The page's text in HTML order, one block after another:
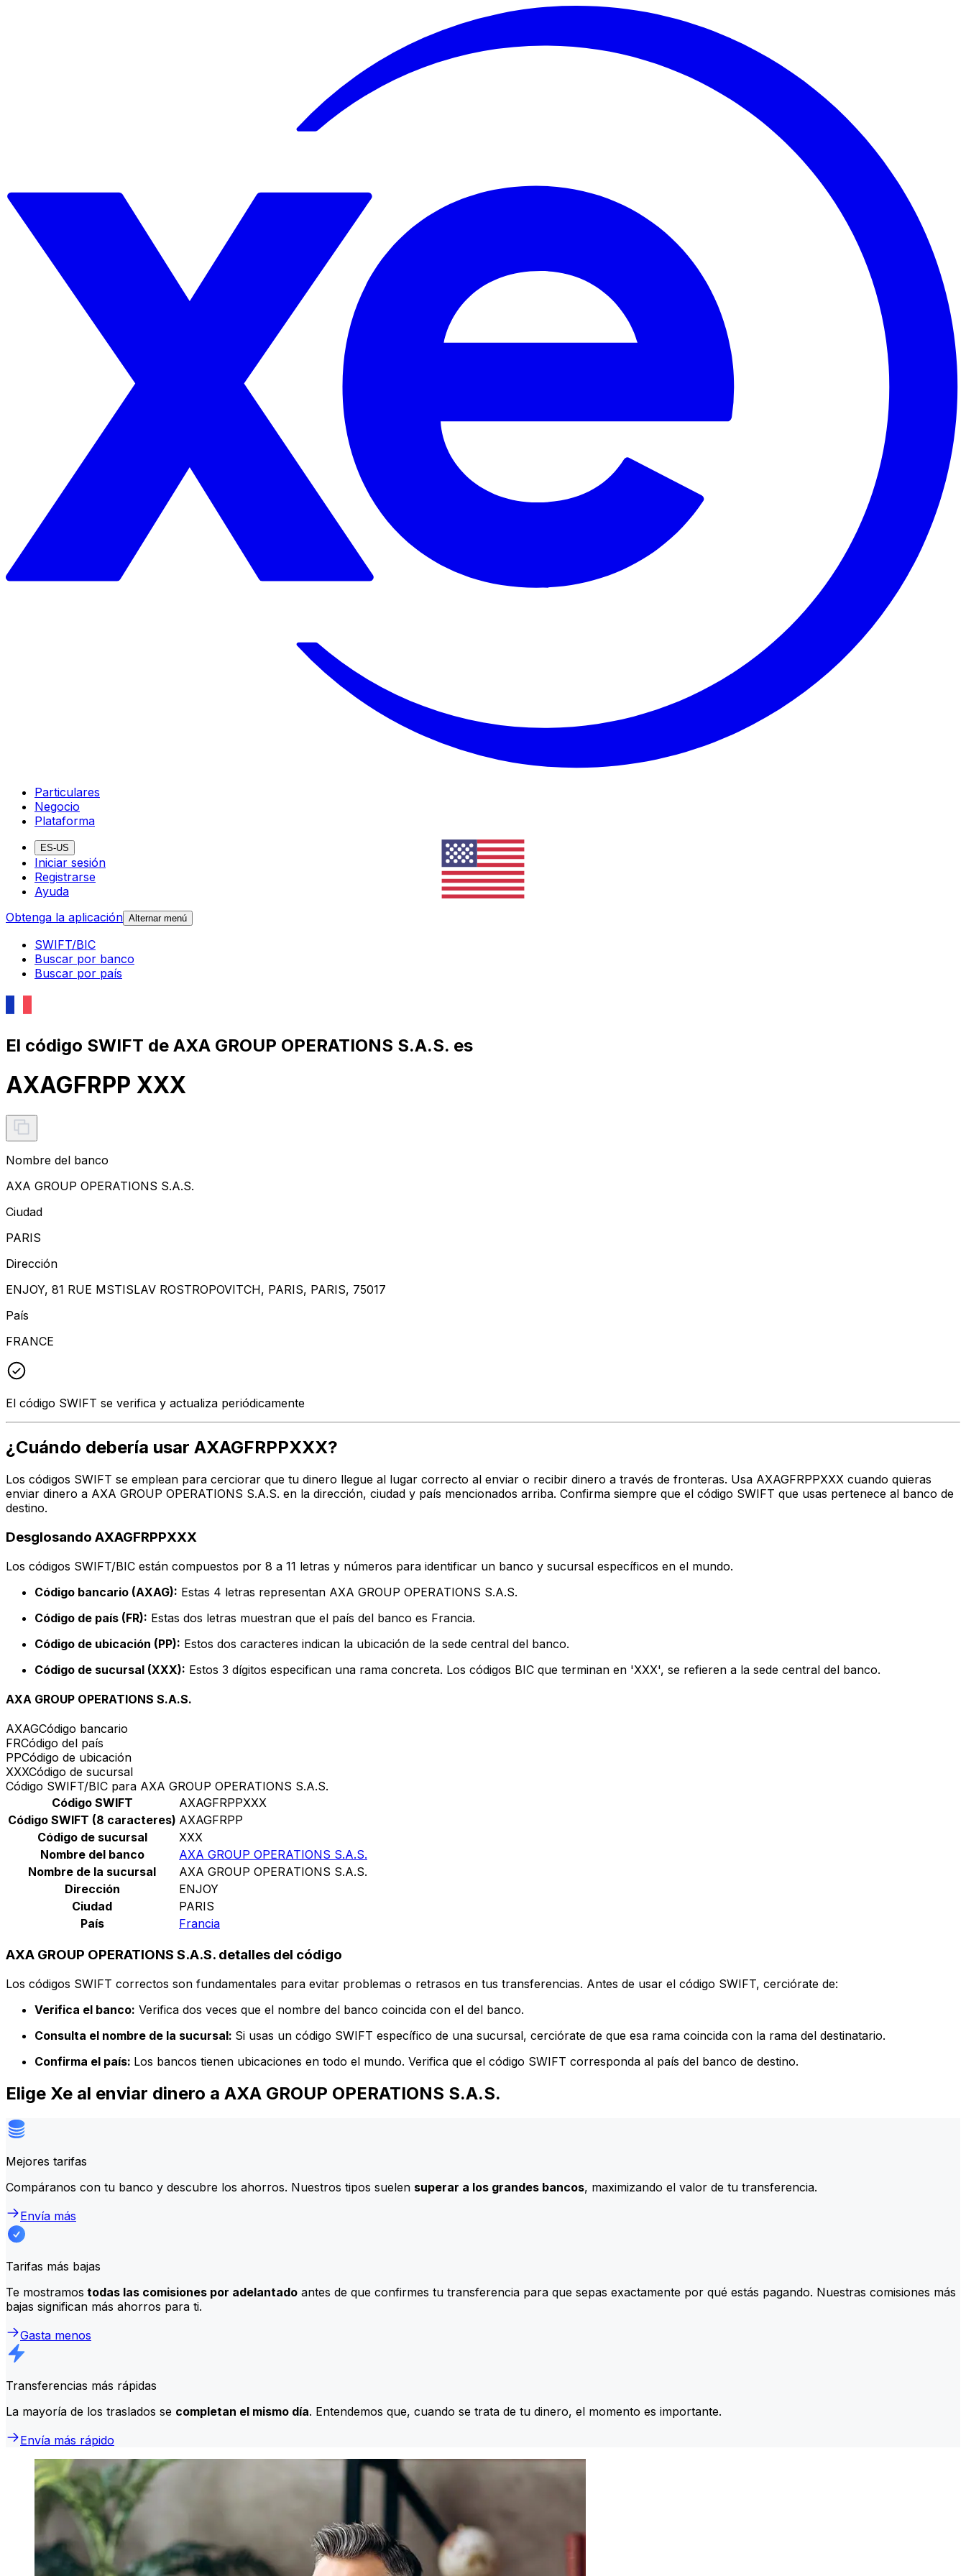
Particulares
Negocio
Plataforma
ES-US
Iniciar sesión
Registrarse
Ayuda
Obtenga la aplicación Alternar menú
SWIFT/BIC
Buscar por banco
Buscar por país
El código SWIFT de AXA GROUP OPERATIONS S.A.S. es
AXAGFRPP XXX
Nombre del banco
AXA GROUP OPERATIONS S.A.S.
Ciudad
PARIS
Dirección
ENJOY, 81 RUE MSTISLAV ROSTROPOVITCH, PARIS, PARIS, 75017
País
FRANCE
El código SWIFT se verifica y actualiza periódicamente
¿Cuándo debería usar AXAGFRPPXXX?
Los códigos SWIFT se emplean para cerciorar que tu dinero llegue al lugar correcto al enviar o recibir dinero a través de fronteras. Usa AXAGFRPPXXX cuando quieras
enviar dinero a AXA GROUP OPERATIONS S.A.S. en la dirección, ciudad y país mencionados arriba. Confirma siempre que el código SWIFT que usas pertenece al banco de
destino.
Desglosando AXAGFRPPXXX
Los códigos SWIFT/BIC están compuestos por 8 a 11 letras y números para identificar un banco y sucursal específicos en el mundo.
Código bancario (AXAG): Estas 4 letras representan AXA GROUP OPERATIONS S.A.S.
Código de país (FR): Estas dos letras muestran que el país del banco es Francia.
Código de ubicación (PP): Estos dos caracteres indican la ubicación de la sede central del banco.
Código de sucursal (XXX): Estos 3 dígitos especifican una rama concreta. Los códigos BIC que terminan en 'XXX', se refieren a la sede central del banco.
AXA GROUP OPERATIONS S.A.S.
AXAGCódigo bancario
FRCódigo del país
PPCódigo de ubicación
XXXCódigo de sucursal
Código SWIFT/BIC para AXA GROUP OPERATIONS S.A.S.
Código SWIFT
AXAGFRPPXXX
Código SWIFT (8 caracteres) AXAGFRPP
Código de sucursal
XXX
Nombre del banco
AXA GROUP OPERATIONS S.A.S.
Nombre de la sucursal
AXA GROUP OPERATIONS S.A.S.
Dirección
ENJOY
Ciudad
PARIS
País
Francia
AXA GROUP OPERATIONS S.A.S. detalles del código
Los códigos SWIFT correctos son fundamentales para evitar problemas o retrasos en tus transferencias. Antes de usar el código SWIFT, cerciórate de:
Verifica el banco: Verifica dos veces que el nombre del banco coincida con el del banco.
Consulta el nombre de la sucursal: Si usas un código SWIFT específico de una sucursal, cerciórate de que esa rama coincida con la rama del destinatario.
Confirma el país: Los bancos tienen ubicaciones en todo el mundo. Verifica que el código SWIFT corresponda al país del banco de destino.
Elige Xe al enviar dinero a AXA GROUP OPERATIONS S.A.S.
Mejores tarifas
Compáranos con tu banco y descubre los ahorros. Nuestros tipos suelen superar a los grandes bancos, maximizando el valor de tu transferencia.
Envía más
Tarifas más bajas
Te mostramos todas las comisiones por adelantado antes de que confirmes tu transferencia para que sepas exactamente por qué estás pagando. Nuestras comisiones más
bajas significan más ahorros para ti.
Gasta menos
Transferencias más rápidas
La mayoría de los traslados se completan el mismo día. Entendemos que, cuando se trata de tu dinero, el momento es importante.
Envía más rápido